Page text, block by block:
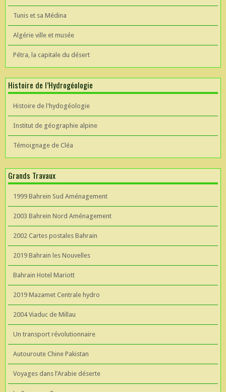
Tunis et sa Médina
Algérie ville et musée
Pétra, la capitale du désert
Histoire de l’Hydrogéologie
Histoire de l'hydogéologie
Institut de géographie alpine
Témoignage de Cléa
Grands Travaux
1999 Bahrein Sud Aménagement
2003 Bahrein Nord Aménagement
2002 Cartes postales Bahrain
2019 Bahrain les Nouvelles
Bahrain Hotel Mariott
2019 Mazamet Centrale hydro
2004 Viaduc de Millau
Un transport révolutionnaire
Autouroute Chine Pakistan
Voyages dans l’Arabie déserte